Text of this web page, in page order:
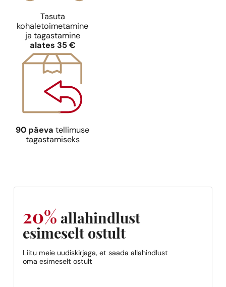
Tasuta
kohaletoimetamine
ja tagastamine
alates 35 €
90 päeva tellimuse
tagastamiseks
20% allahindlust
esimeselt ostult
Liitu meie uudiskirjaga, et saada allahindlust
oma esimeselt ostult